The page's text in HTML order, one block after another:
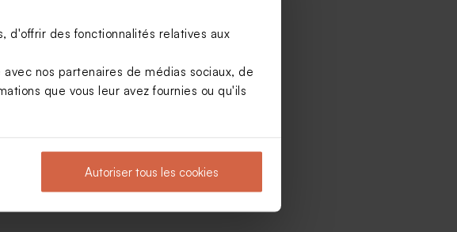
d'offrir des fonctionnalités relatives aux
nos partenaires de médias sociaux, de
que vous leur avez fournies ou qu'ils
Autoriser tous les cookies